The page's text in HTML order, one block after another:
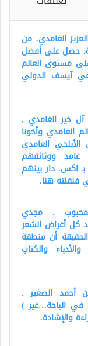
الغامدي. من
حصل على أفضل
مستوى العالم
طالب في آيسف الدولي
آل خير الغامدي ,
الغامدي وأخونا
الغامدي
ووثائقهم
اكس. دار بينهم
فنقلته هنا.
. مجدي
كل أغراض الشعر
أن منطقة
والكتاب
أحمد الصغير .
في الباحة…غير )
والإشادة.